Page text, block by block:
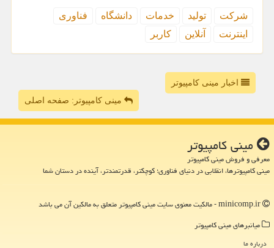
شركت تولید خدمات دانشگاه
فناوری
اینترنت
آنلاین كاربر
اخبار مینی کامپیوتر
مینی کامپیوتر: صفحه اصلی
مینی كامپیوتر
معرفی و فروش مینی کامپیوتر
مینی کامپیوترها، انقلابی در دنیای فناوری؛ کوچکتر، قدرتمندتر، آینده در دستان شما
میانبرهای مینی كامپیوتر
درباره ما